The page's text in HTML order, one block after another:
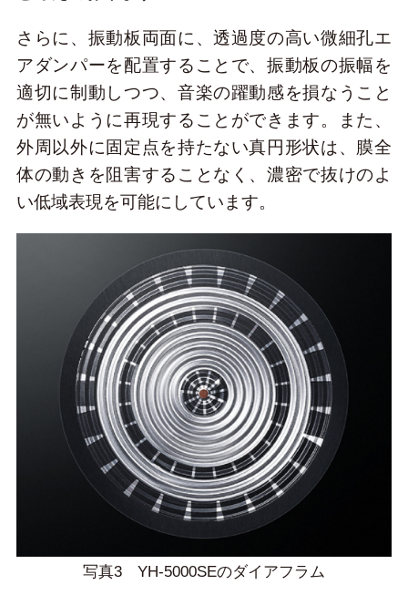
さらに、振動板両面に、透過度の高い微細孔エ
アダンパーを配置することで、振動板の振幅を
適切に制動しつつ、音楽の躍動感を損なうこと
が無いように再現することができます。また、
外周以外に固定点を持たない真円形状は、膜全
体の動きを阻害することなく、濃密で抜けのよ
い低域表現を可能にしています。
写真3 YH-5000SEのダイアフラム